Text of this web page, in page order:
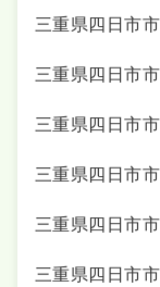
三重県四日市市
三重県四日市市
三重県四日市市
三重県四日市市
三重県四日市市
三重県四日市市